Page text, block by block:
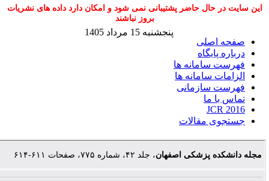
حاضر پشتیبانی نمی شود و امکان دارد داده های نشریات
ها
ها
پزشکی اصفهان ، جلد ۴۲، شماره ۷۷۵، صفحات ۶۱۱-۶۱۴